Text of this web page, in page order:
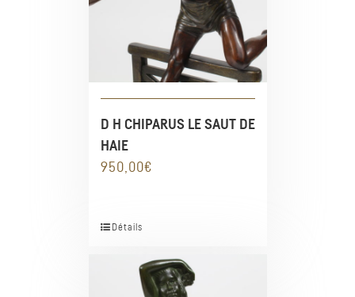
D H CHIPARUS LE SAUT DE
HAIE
950,00€
Détails